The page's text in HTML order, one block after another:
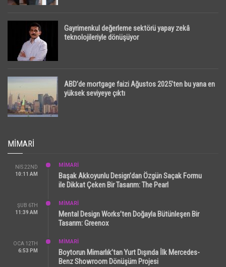
Gayrimenkul değerleme sektörü yapay zekâ
teknolojileriyle dönüşüyor
ABD’de mortgage faizi Ağustos 2025’ten bu yana en
yüksek seviyeye çıktı
MIMARI
NIS 22ND
10:11 AM
MİMARİ
Başak Akkoyunlu Design’dan Özgün Saçak Formu
ile Dikkat Çeken Bir Tasarım: The Pearl
ŞUB 6TH
11:39 AM
MİMARİ
Mental Design Works’ten Doğayla Bütünleşen Bir
Tasarım: Greenox
OCA 12TH
6:53 PM
MİMARİ
Boytorun Mimarlık’tan Yurt Dışında İlk Mercedes-
Benz Showroom Dönüşüm Projesi